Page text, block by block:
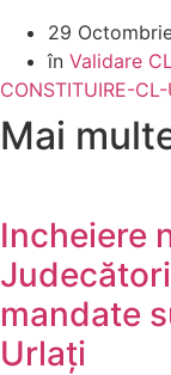
29
în Validare
CONSTITUIRE-
Mai
Incheiere
mandate
Urlați